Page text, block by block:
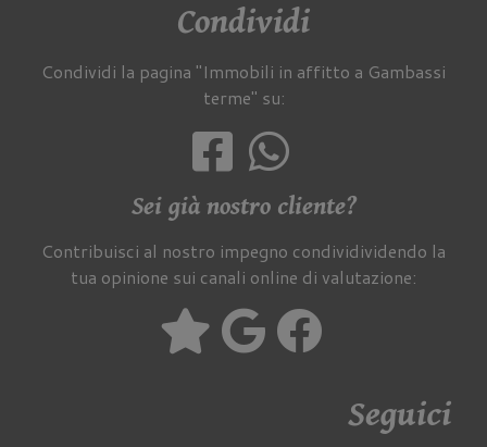
Condividi
Condividi la pagina "Immobili in affitto a Gambassi
terme" su:
Sei già nostro cliente?
Contribuisci al nostro impegno condividividendo la
tua opinione sui canali online di valutazione:
Seguici